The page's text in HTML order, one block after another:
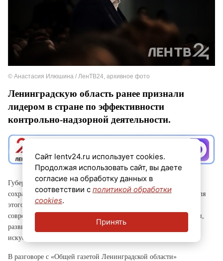
© Анастасия Илюшина / ЛенТВ24, архивное фото
Ленинградскую область ранее признали
лидером в стране по эффективности
контрольно-надзорной деятельности.
Губернатор Александр Дрозденко заявил, что теперь важно
сохранить лидерство после отмены моратория на проверки, а для
этого контроль должен быть не массовым, а точным и
современным. Чтобы этого добиться, в Ленобласти, в частности,
развивают цифровые сервисы, используют беспилотники и
искусственный интеллект, а также обучают инспекторов.
В разговоре с «Общей газетой Ленинградской области»
Сайт lentv24.ru использует cookies.
Продолжая использовать сайт, вы даете
согласие на обработку данных в
соответствии с политикой обработки
cookies.
Принять